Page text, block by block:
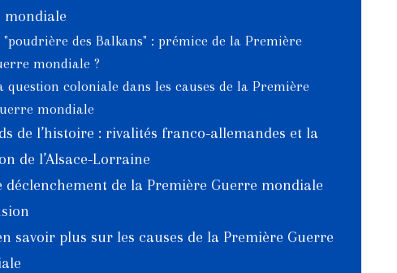
mondiale
"poudrière des Balkans" : prémice de la Première
mondiale ?
question coloniale dans les causes de la Première
mondiale
de l’histoire : rivalités franco-allemandes et la
de l’Alsace-Lorraine
déclenchement de la Première Guerre mondiale
savoir plus sur les causes de la Première Guerre